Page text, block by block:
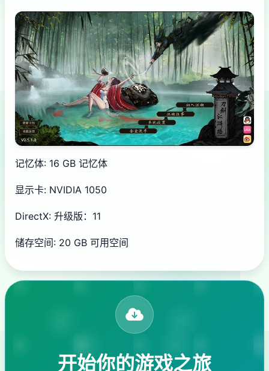
记忆体: 16 GB 记忆体
显示卡: NVIDIA 1050
DirectX: 升级版：11
储存空间: 20 GB 可用空间
开始你的游戏之旅